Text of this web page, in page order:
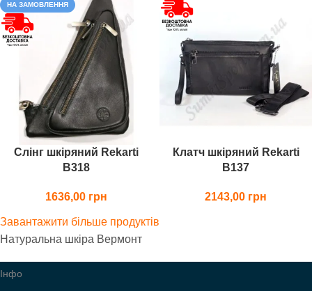
НА ЗАМОВЛЕННЯ
Слінг шкіряний Rekarti
В318
1636,00
Клатч шкіряний Rekarti
В137
2143,00
Завантажити більше продуктів
Натуральна шкіра Вермонт
Інфо